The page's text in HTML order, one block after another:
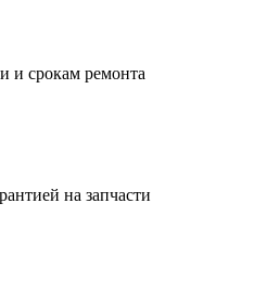
и срокам ремонта
на запчасти